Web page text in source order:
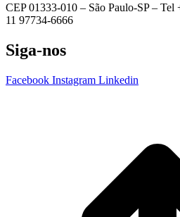
CEP 01333-010 – São Paulo-SP – Tel
11 97734-6666
Siga-nos
Facebook Instagram Linkedin